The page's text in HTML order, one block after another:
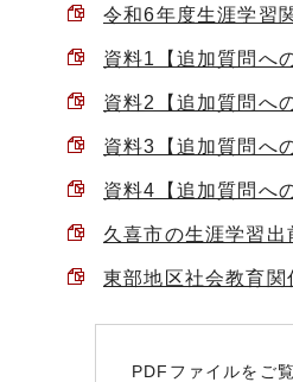
令和6年度生涯学習
資料1【追加質問へ
資料2【追加質問へ
資料3【追加質問へ
資料4【追加質問へ
久喜市の生涯学習
東部地区社会教育
PDFファイルをご